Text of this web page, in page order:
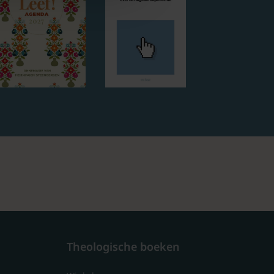
Theologische boeken